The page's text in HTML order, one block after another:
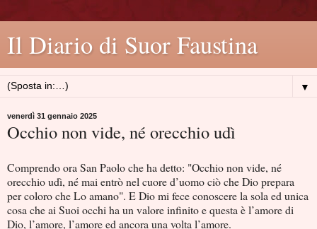
Il Diario di Suor Faustina
▼
venerdì 31 gennaio 2025
Occhio non vide, né orecchio udì
Comprendo ora San Paolo che ha detto: "Occhio non vide, né
orecchio udì, né mai entrò nel cuore d’uomo ciò che Dio prepara
per coloro che Lo amano". E Dio mi fece conoscere la sola ed unica
cosa che ai Suoi occhi ha un valore infinito e questa è l’amore di
Dio, l’amore, l’amore ed ancora una volta l’amore.